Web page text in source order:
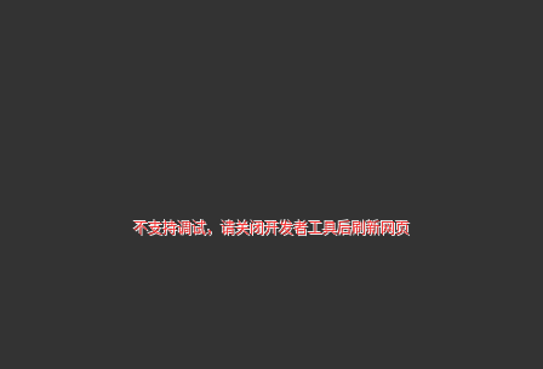
不支持调试，请关闭开发者工具后刷新网页